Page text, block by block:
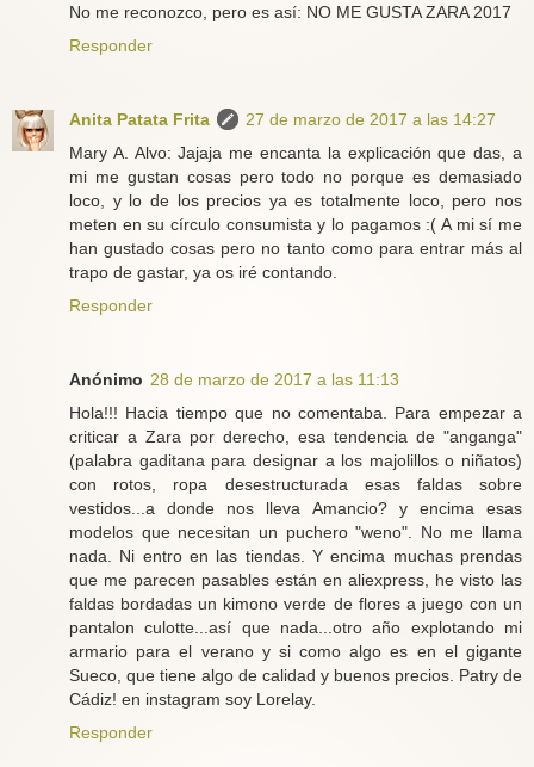
No me reconozco, pero es así: NO ME GUSTA ZARA 2017
Responder
Anita Patata Frita
27 de marzo de 2017 a las 14:27
Mary A. Alvo: Jajaja me encanta la explicación que das, a
mi me gustan cosas pero todo no porque es demasiado
loco, y lo de los precios ya es totalmente loco, pero nos
meten en su círculo consumista y lo pagamos :( A mi sí me
han gustado cosas pero no tanto como para entrar más al
trapo de gastar, ya os iré contando.
Responder
Anónimo 28 de marzo de 2017 a las 11:13
Hola!!! Hacia tiempo que no comentaba. Para empezar a
criticar a Zara por derecho, esa tendencia de "anganga"
(palabra gaditana para designar a los majolillos o niñatos)
con rotos, ropa desestructurada esas faldas sobre
vestidos...a donde nos lleva Amancio? y encima esas
modelos que necesitan un puchero "weno". No me llama
nada. Ni entro en las tiendas. Y encima muchas prendas
que me parecen pasables están en aliexpress, he visto las
faldas bordadas un kimono verde de flores a juego con un
pantalon culotte...así que nada...otro año explotando mi
armario para el verano y si como algo es en el gigante
Sueco, que tiene algo de calidad y buenos precios. Patry de
Cádiz! en instagram soy Lorelay.
Responder